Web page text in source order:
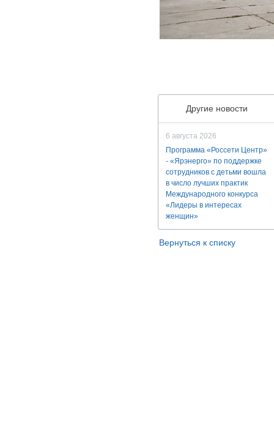
Другие новости
6 августа 2026
Программа «Россети Центр»
- «Ярэнерго» по поддержке
сотрудников с детьми вошла
в число лучших практик
Международного конкурса
«Лидеры в интересах
женщин»
Вернуться к списку